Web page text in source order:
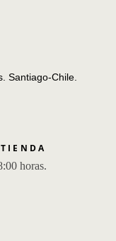
Santiago-Chile.
horas.